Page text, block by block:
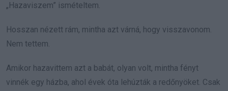
„Hazaviszem” ismételtem.
Hosszan nézett rám, mintha azt várná, hogy visszavonom.
Nem tettem.
Amikor hazavittem azt a babát, olyan volt, mintha fényt
vinnék egy házba, ahol évek óta lehúzták a redőnyöket. Csak